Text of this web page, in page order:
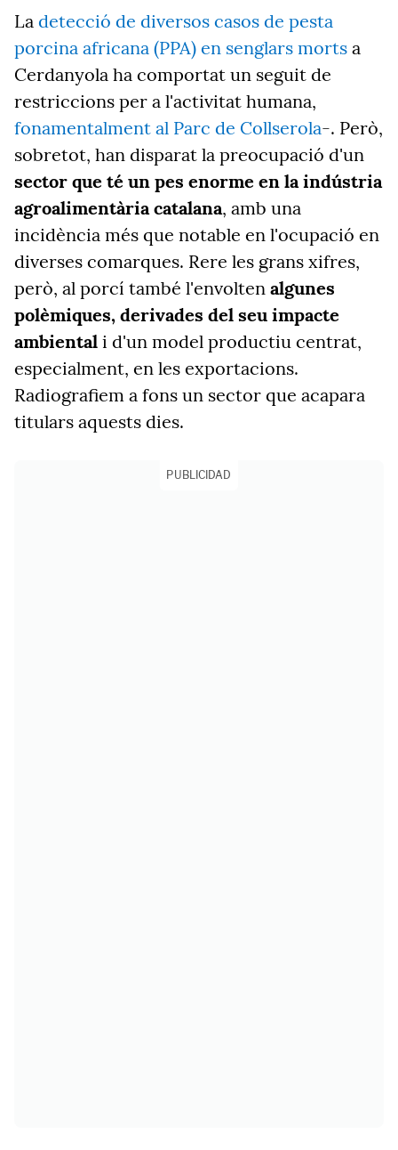
La detecció de diversos casos de pesta
porcina africana (PPA) en senglars morts a
Cerdanyola ha comportat un seguit de
restriccions per a l'activitat humana,
fonamentalment al Parc de Collserola-. Però,
sobretot, han disparat la preocupació d'un
sector que té un pes enorme en la indústria
agroalimentària catalana, amb una
incidència més que notable en l'ocupació en
diverses comarques. Rere les grans xifres,
però, al porcí també l'envolten algunes
polèmiques, derivades del seu impacte
ambiental i d'un model productiu centrat,
especialment, en les exportacions.
Radiografiem a fons un sector que acapara
titulars aquests dies.
PUBLICIDAD